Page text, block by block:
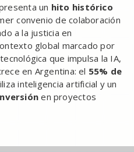
un hito histórico
convenio de colaboración
a la justicia en
global marcado por
que impulsa la IA,
en Argentina: el 55% de
inteligencia artificial y un
en proyectos